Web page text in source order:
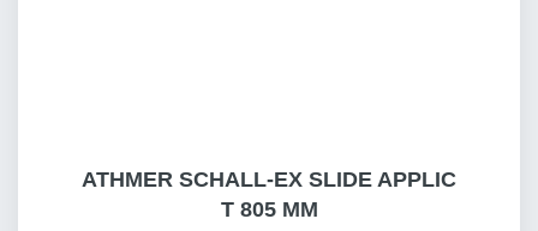
ATHMER SCHALL-EX SLIDE APPLIC
T 805 MM